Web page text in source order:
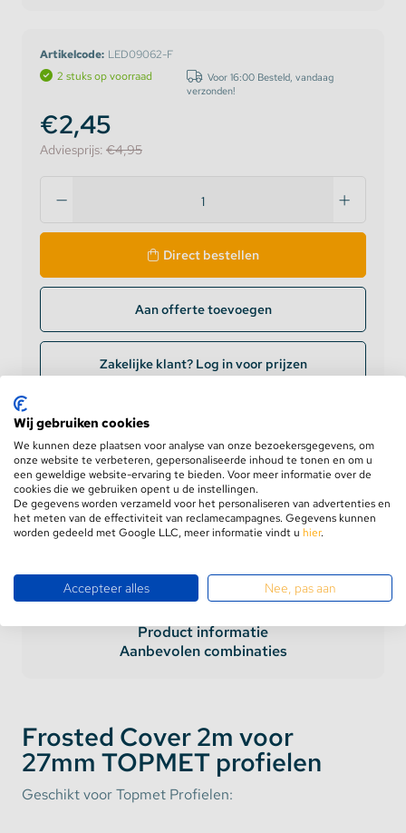
Artikelcode: LED09062-F
2 stuks op voorraad
Voor 16:00 Besteld, vandaag
verzonden!
€2,45
Adviesprijs: €4,95
Direct bestellen
Aan offerte toevoegen
Zakelijke klant? Log in voor prijzen
Levering op werkdagen
GRATIS verzending vanaf €75,-
Retourneren binnen100 dagen
5 jaargarantie
Product informatie
Aanbevolen combinaties
Frosted Cover 2m voor
27mm TOPMET profielen
Geschikt voor Topmet Profielen:
Wij gebruiken cookies
We kunnen deze plaatsen voor analyse van onze bezoekersgegevens, om
onze website te verbeteren, gepersonaliseerde inhoud te tonen en om u
een geweldige website-ervaring te bieden. Voor meer informatie over de
cookies die we gebruiken opent u de instellingen.
De gegevens worden verzameld voor het personaliseren van advertenties en
het meten van de effectiviteit van reclamecampagnes. Gegevens kunnen
worden gedeeld met Google LLC, meer informatie vindt u hier.
Accepteer alles Nee, pas aan